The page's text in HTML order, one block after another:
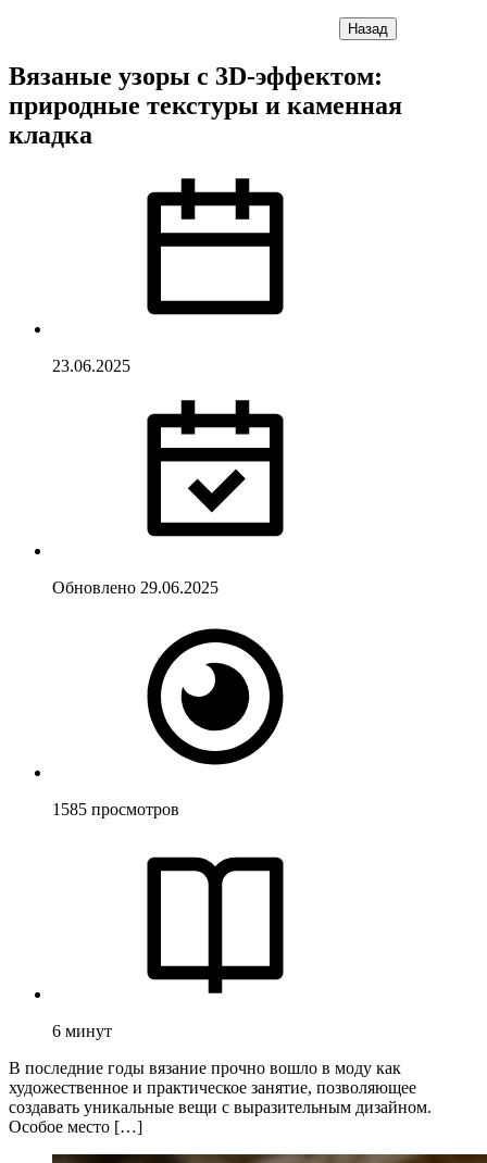
Назад
Вязаные узоры с 3D-эффектом:
природные текстуры и каменная
кладка
23.06.2025
Обновлено 29.06.2025
1585 просмотров
6 минут
В последние годы вязание прочно вошло в моду как
художественное и практическое занятие, позволяющее
создавать уникальные вещи с выразительным дизайном.
Особое место […]